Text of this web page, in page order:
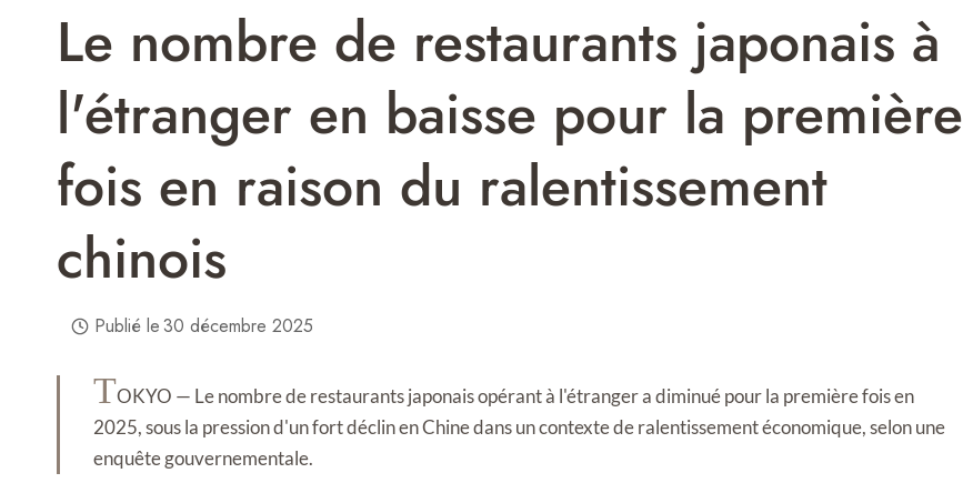
Le nombre de restaurants japonais à
l'étranger en baisse pour la première
fois en raison du ralentissement
chinois
Publié le30 décembre 2025
TOKYO — Le nombre de restaurants japonais opérant à l'étranger a diminué pour la première fois en
2025, sous la pression d'un fort déclin en Chine dans un contexte de ralentissement économique, selon une
enquête gouvernementale.